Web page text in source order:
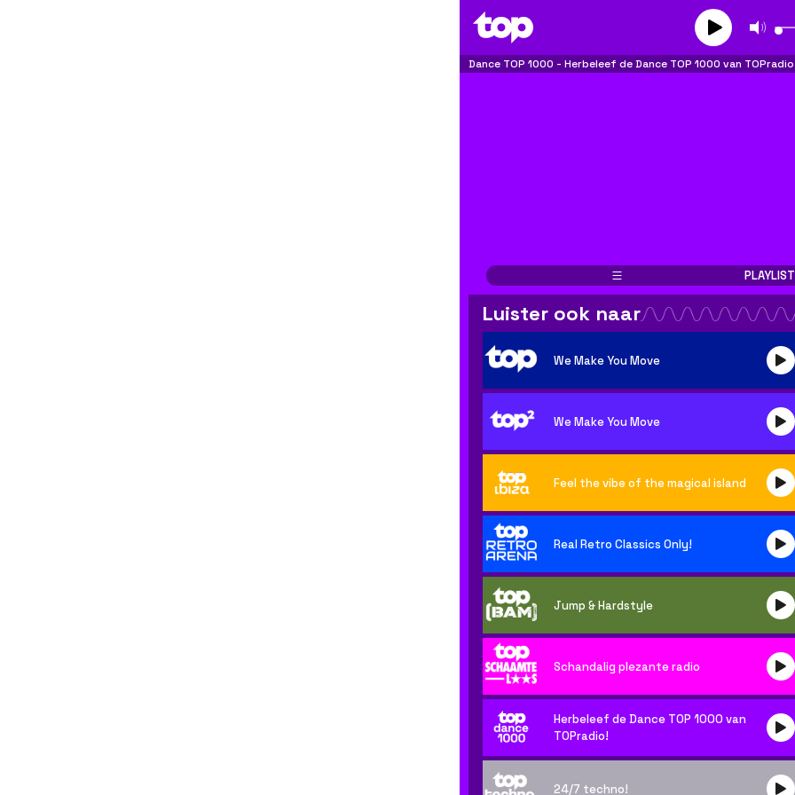
Dance TOP 1000 - Herbeleef de Dance TOP 1000 van
PLAYLIST
Luister ook naar
We Make You Move
We Make You Move
Feel the vibe of the magical island
Real Retro Classics Only!
Jump & Hardstyle
Schandalig plezante radio
Herbeleef de Dance TOP 1000 van
TOPradio!
24/7 techno!
BE NL
FR
OPSLAAN